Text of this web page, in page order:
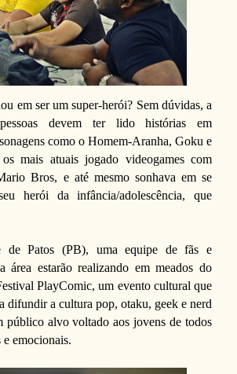
em ser um super-herói? Sem dúvidas, a
devem ter lido histórias em
como o Homem-Aranha, Goku e
mais atuais jogado videogames com
Bros, e até mesmo sonhava em se
herói da infância/adolescência, que
de Patos (PB), uma equipe de fãs e
área estarão realizando em meados do
PlayComic, um evento cultural que
difundir a cultura pop, otaku, geek e nerd
público alvo voltado aos jovens de todos
e emocionais.